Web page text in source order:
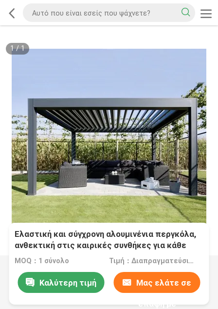
1/1
Ελαστική και σύγχρονη αλουμινένια περγκόλα,
ανθεκτική στις καιρικές συνθήκες για κάθε
εποχή
MOQ：1 σύνολο Τιμή：Διαπραγματεύσιμα
Καλύτερη τιμή Μας ελάτε σε
επαφή με